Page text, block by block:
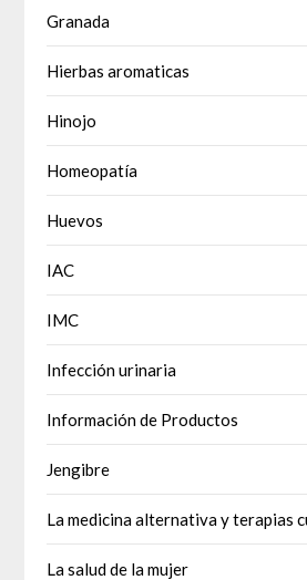
Granada
Hierbas aromaticas
Hinojo
Homeopatía
Huevos
IAC
IMC
Infección urinaria
Información de Productos
Jengibre
La medicina alternativa y terapias
La salud de la mujer